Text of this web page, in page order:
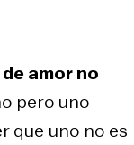
amor no
pero uno
que uno no es